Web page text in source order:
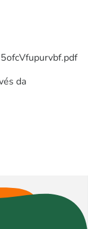
da